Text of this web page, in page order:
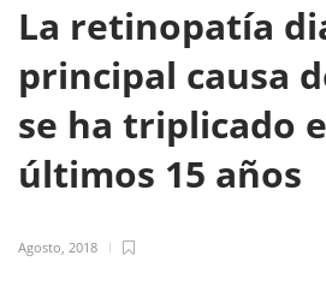
La retinopatía
principal causa
se ha triplicado
últimos 15 años
Agosto, 2018